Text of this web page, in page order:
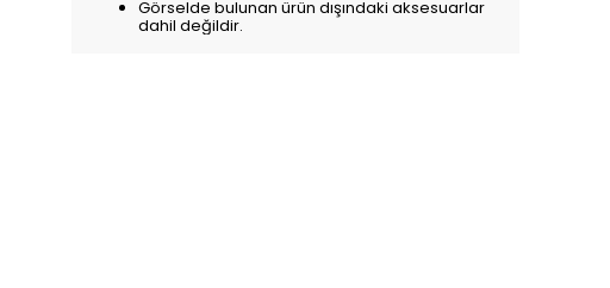
Görselde bulunan ürün dışındaki aksesuarlar
dahil değildir.